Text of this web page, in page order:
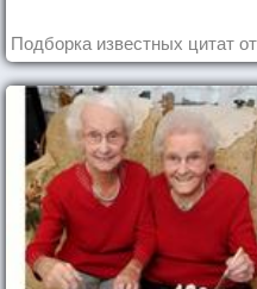
Подборка известных цитат